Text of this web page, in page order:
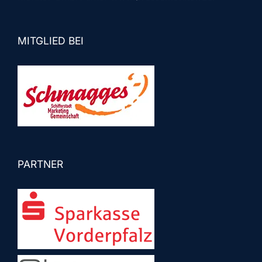
MITGLIED BEI
PARTNER